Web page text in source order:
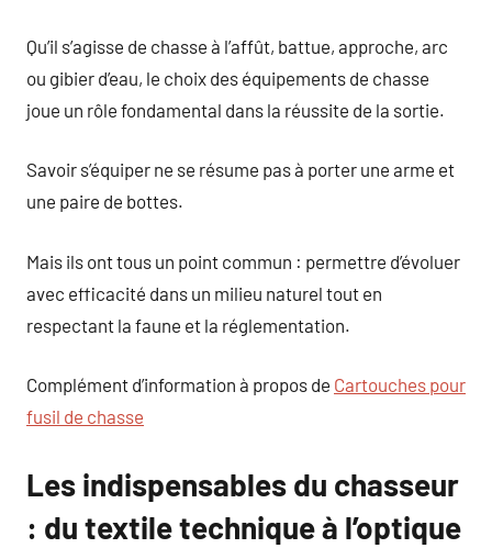
Qu’il s’agisse de chasse à l’affût, battue, approche, arc
ou gibier d’eau, le choix des équipements de chasse
joue un rôle fondamental dans la réussite de la sortie.
Savoir s’équiper ne se résume pas à porter une arme et
une paire de bottes.
Mais ils ont tous un point commun : permettre d’évoluer
avec efficacité dans un milieu naturel tout en
respectant la faune et la réglementation.
Complément d’information à propos de Cartouches pour
fusil de chasse
Les indispensables du chasseur
: du textile technique à l’optique